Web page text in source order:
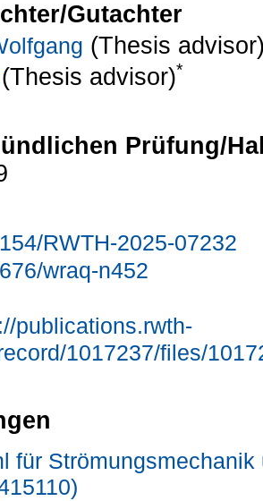
Gutachter
(Thesis
(Thesis advisor)*
Prüfung/
RWTH-2025-07232
wraq-n452
publications.rwth-
1017237/files/
für